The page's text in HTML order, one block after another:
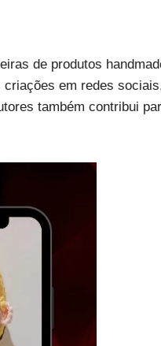
de produtos
em redes
também contribui